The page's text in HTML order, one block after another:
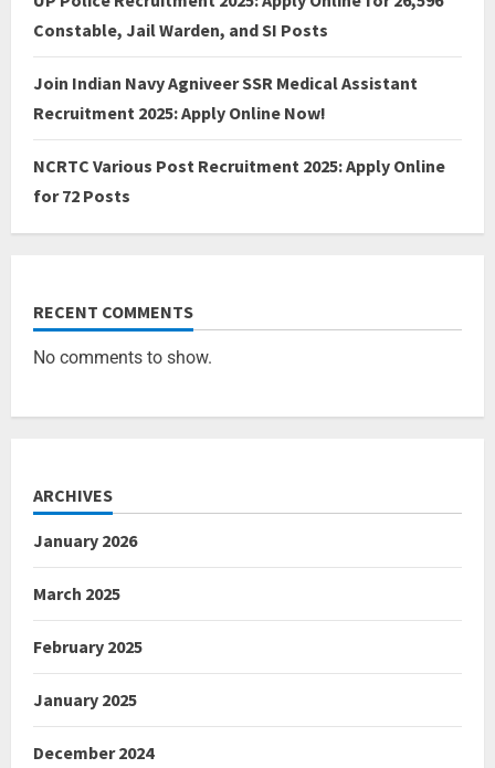
Constable, Jail Warden, and SI Posts
Join Indian Navy Agniveer SSR Medical Assistant
Recruitment 2025: Apply Online Now!
NCRTC Various Post Recruitment 2025: Apply Online
for 72 Posts
RECENT COMMENTS
No comments to show.
ARCHIVES
January 2026
March 2025
February 2025
January 2025
December 2024